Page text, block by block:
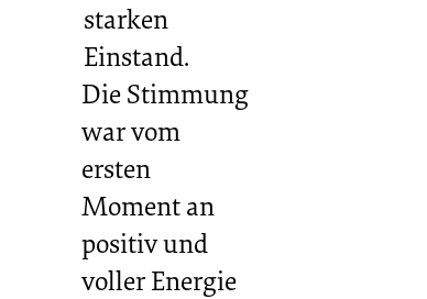
starken
Einstand.
Die Stimmung
war vom
ersten
Moment an
positiv und
voller Energie